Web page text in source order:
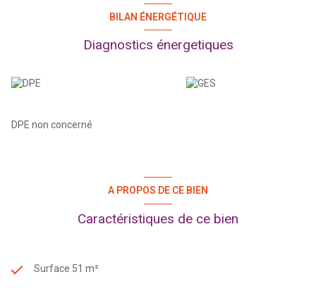
BILAN ÉNERGÉTIQUE
Diagnostics énergetiques
DPE non concerné
A PROPOS DE CE BIEN
Caractéristiques de ce bien
Surface 51 m²